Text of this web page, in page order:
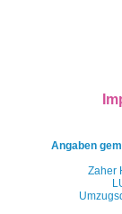
Angaben
Zaher